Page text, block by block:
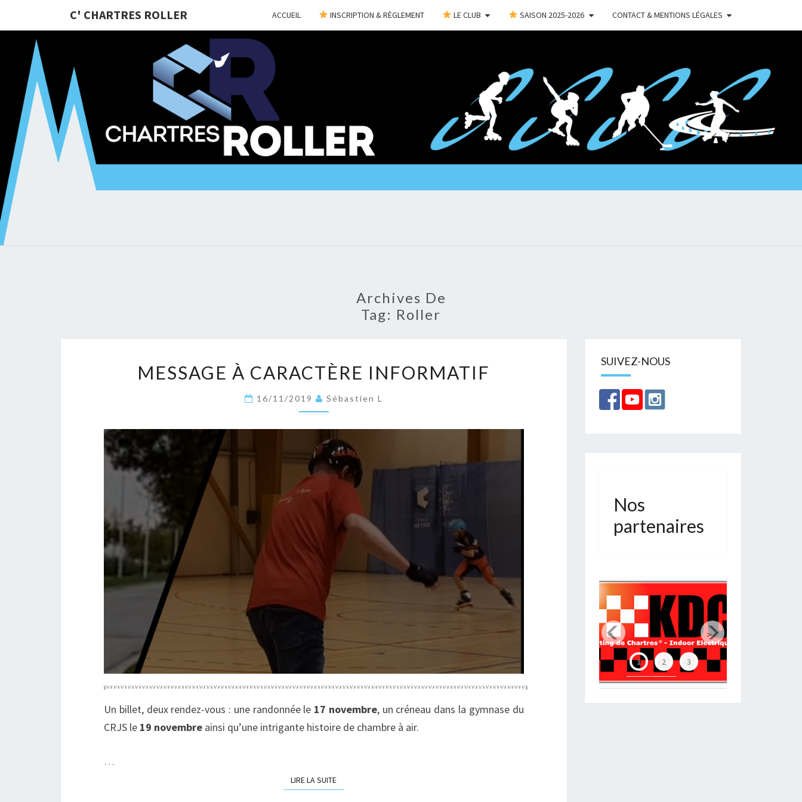
C' CHARTRES ROLLER ACCUEIL INSCRIPTION & RÈGLEMENT LE CLUB SAISON 2025-2026 CONTACT & MENTIONS LÉGALES
C'
CHARTRES
@Bientôt
Archives De
Tag: Roller
CARACTÈRE
INFORMATIF
MESSAGE À CARACTÈRE INFORMATIF
16/11/2019 Sébastien L
Un billet, deux rendez-vous : une randonnée le 17 novembre, un créneau dans la gymnase du
CRJS le 19 novembre ainsi qu’une intrigante histoire de chambre à air.
…
LIRE LA SUITELIRE LA SUITE
SUIVEZ-NOUS
Nos
partenaires
Chartres Métropole
< >
1 2 3